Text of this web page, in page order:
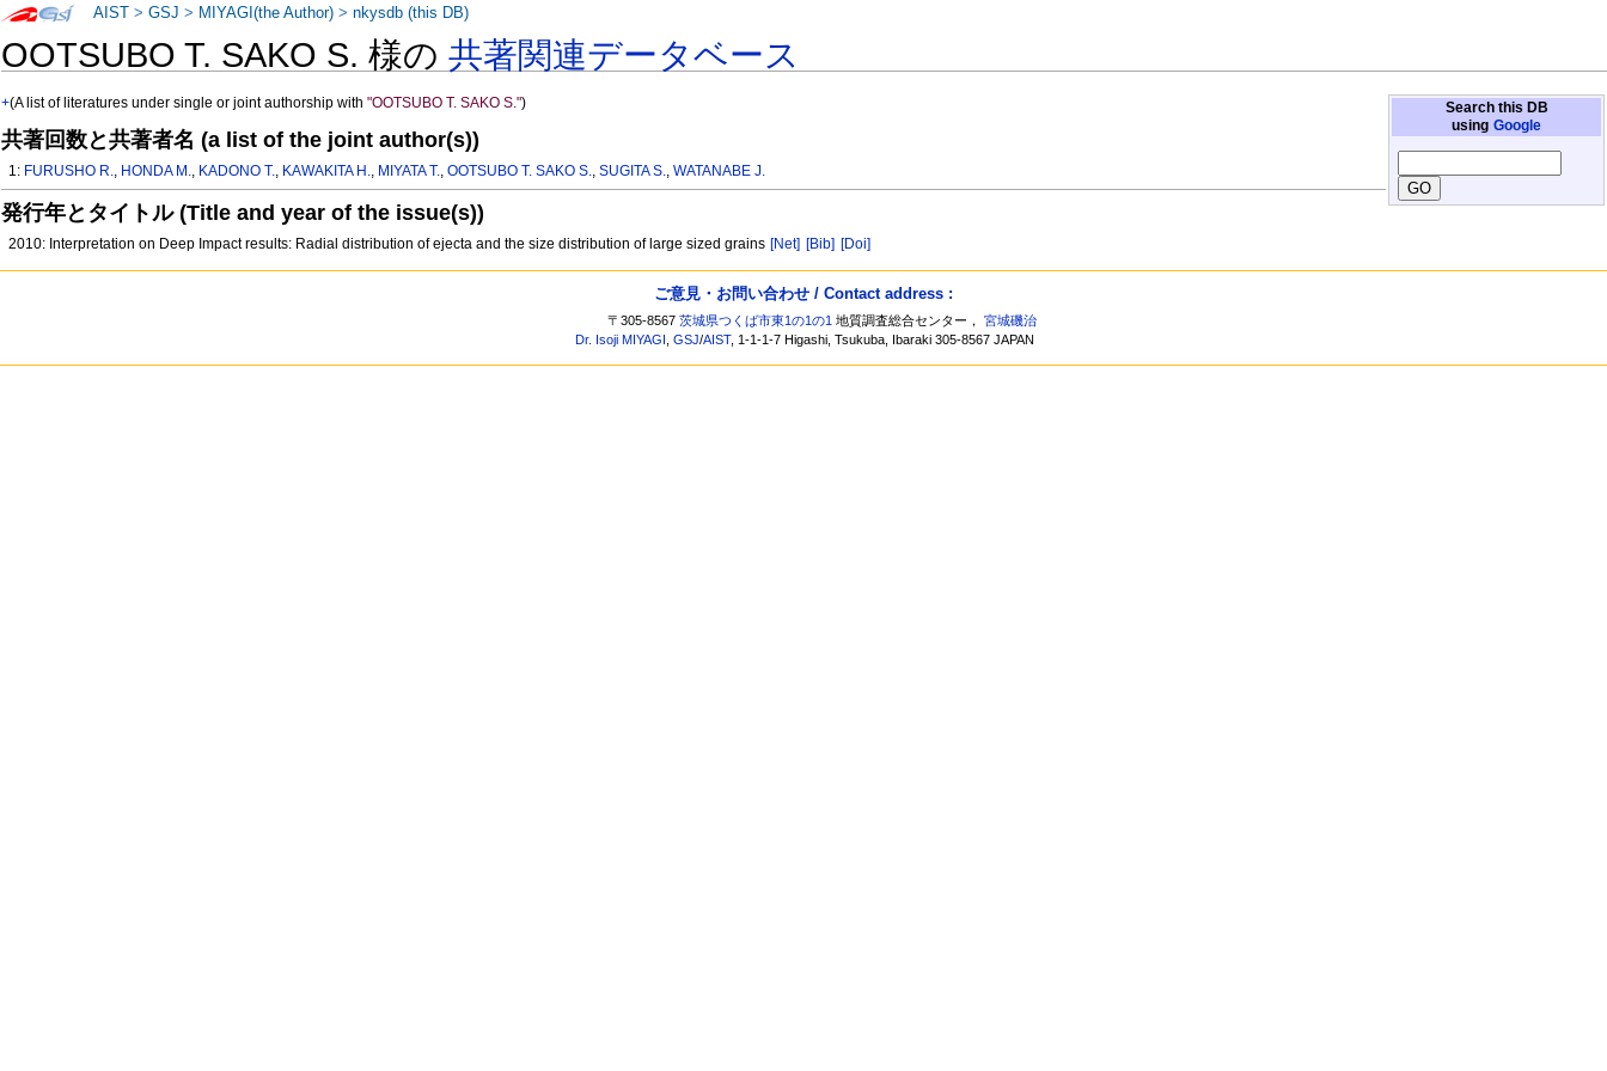
OOTSUBO T. SAKO S. 様の共著関連データベース
Search this DB
using Google
+(A list of literatures under single or joint authorship with"OOTSUBO T. SAKO S.")
共著回数と共著者名 (a list of the joint author(s))
1: FURUSHO R., HONDA M., KADONO T., KAWAKITA H., MIYATA T.,OOTSUBO T. SAKO S.,SUGITA S.,WATANABE J.
発行年とタイトル (Title and year of the issue(s))
2010: Interpretation on Deep Impact results: Radial distribution of ejecta and the size distribution of large sized grains [Net] [Bib] [Doi]
AIST >GSJ > MIYAGI(the Author) >nkysdb (this DB)
ご意見・お問い合わせ / Contact address :
〒305-8567茨城県つくば市東1の1の1 地質調査総合センター，宮城磯治
Dr. Isoji MIYAGI ,GSJ/AIST, 1-1-1-7 Higashi, Tsukuba, Ibaraki 305-8567 JAPAN